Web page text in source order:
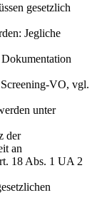
gesetzlich
Jegliche
VO, vgl.
unter
der
an
18 Abs. 1 UA 2